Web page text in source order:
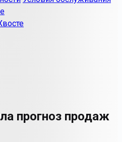
прогноз продаж